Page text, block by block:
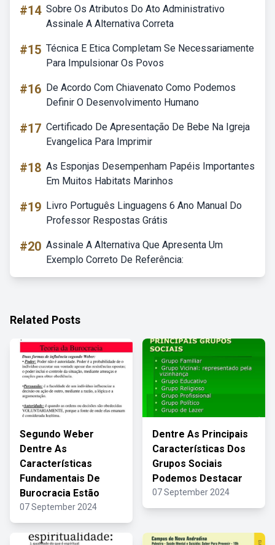
#14 Sobre Os Atributos Do Ato Administrativo
Assinale A Alternativa Correta
#15 Técnica E Etica Completam Se Necessariamente
Para Impulsionar Os Povos
#16 De Acordo Com Chiavenato Como Podemos
Definir O Desenvolvimento Humano
#17 Certificado De Apresentação De Bebe Na Igreja
Evangelica Para Imprimir
#18 As Esponjas Desempenham Papéis Importantes
Em Muitos Habitats Marinhos
#19 Livro Português Linguagens 6 Ano Manual Do
Professor Respostas Grátis
#20 Assinale A Alternativa Que Apresenta Um
Exemplo Correto De Referência:
Related Posts
Segundo Weber
Dentre As
Características
Fundamentais De
Burocracia Estão
07 September 2024
Dentre As Principais
Características Dos
Grupos Sociais
Podemos Destacar
07 September 2024